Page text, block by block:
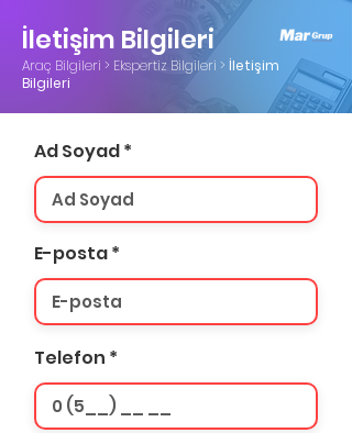
İletişim Bilgileri
Araç Bilgileri > Ekspertiz Bilgileri > İletişim
Bilgileri
Ad Soyad
E-posta
Telefon